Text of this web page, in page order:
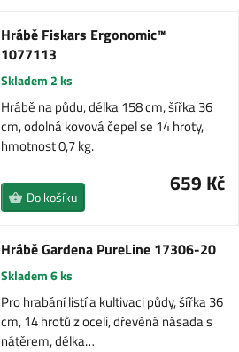
Hrábě Fiskars Ergonomic™
1077113
Skladem 2 ks
Hrábě na půdu, délka 158 cm, šířka 36
cm, odolná kovová čepel se 14 hroty,
hmotnost 0,7 kg.
659 Kč
Do košíku
Hrábě Gardena PureLine 17306-20
Skladem 6 ks
Pro hrabání listí a kultivaci půdy, šířka 36
cm, 14 hrotů z oceli, dřevěná násada s
nátěrem, délka…